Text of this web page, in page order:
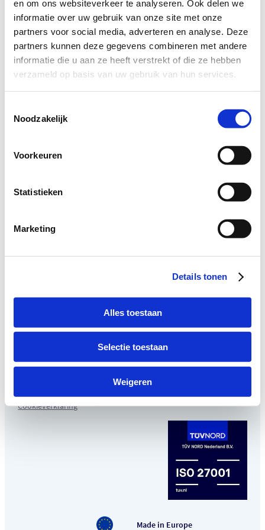
en om ons websiteverkeer te analyseren. Ook delen we
informatie over uw gebruik van onze site met onze
partners voor social media, adverteren en analyse. Deze
partners kunnen deze gegevens combineren met andere
informatie die u aan ze heeft verstrekt of die ze hebben
verzameld op basis van uw gebruik van hun services.
Noodzakelijk
Voorkeuren
Statistieken
Marketing
Details tonen
Alles toestaan
Selectie toestaan
Weigeren
evenementenevenementenevenementenevenementenevenementenevenementen
BerichtEr zijn geen evenementen op deze dag.
jul Deze maand sep
De makers
Reconcept B.V.
The Netherlands
Privacy & Data Protection
Cookieverklaring
Made in Europe